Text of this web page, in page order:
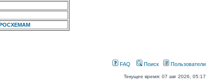
FAQ Поиск Пользователи
Текущее время: 07 авг 2026, 05:17